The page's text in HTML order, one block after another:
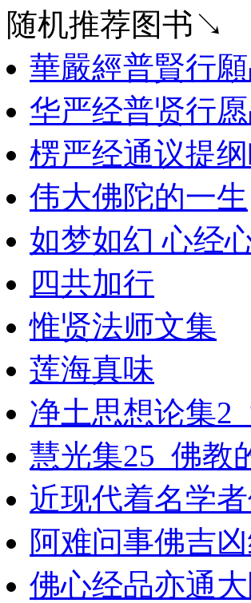
随机推荐图书↘
華嚴經普賢行
华严经普贤行
楞严经通议提
伟大佛陀的一生
如梦如幻 心经
四共加行
惟贤法师文集
莲海真味
净土思想论集
慧光集25_佛教
近现代着名学
阿难问事佛吉
佛心经品亦通